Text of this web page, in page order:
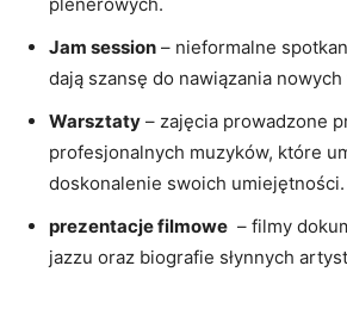
Jam session – nieformalne⁤
dają​ szansę do nawiązania nowych
Warsztaty – zajęcia prowadzone
profesjonalnych muzyków, ​które
doskonalenie swoich⁤ umiejętności.
prezentacje filmowe
– filmy
jazzu ​oraz biografie⁤ słynnych